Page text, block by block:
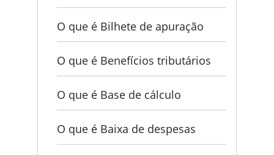
O que é Bilhete de apuração
O que é Benefícios tributários
O que é Base de cálculo
O que é Baixa de despesas